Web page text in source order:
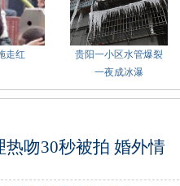
走红
贵阳一小区水管爆裂
一夜成冰瀑
吻30秒被拍 婚外情